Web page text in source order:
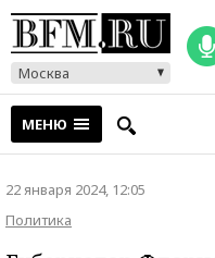
Москва
МЕНЮ
22 января 2024, 12:05
Политика